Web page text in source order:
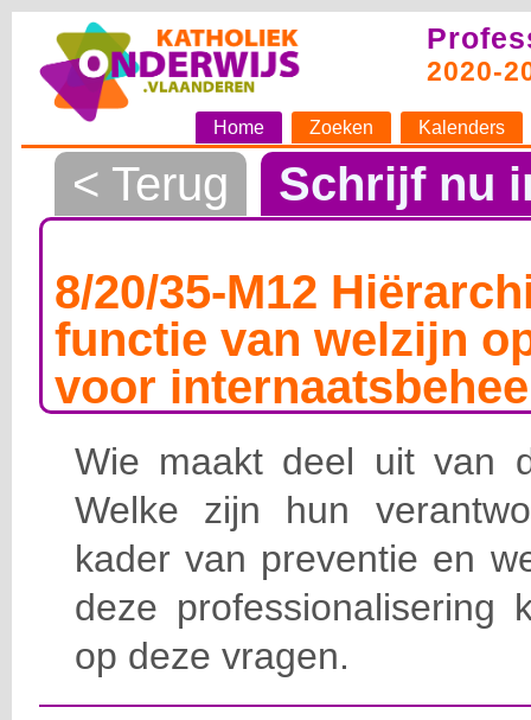
2020-
Home Zoeken Kalenders
< Terug Schrijf nu
8/20/35-M12
functie van welzijn
voor
Wie maakt deel uit van
Welke zijn hun
kader van preventie en
deze professionalisering
op deze vragen.